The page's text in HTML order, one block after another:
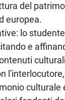
del
europea.
lo
e
culturale